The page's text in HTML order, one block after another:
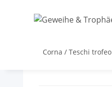
Corna / Teschi trofeo